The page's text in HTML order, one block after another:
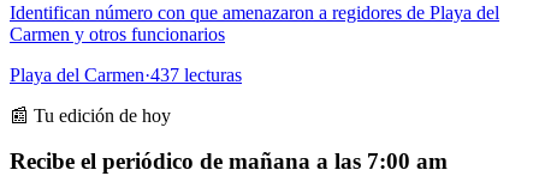
Identifican número con que amenazaron a regidores de Playa del
Carmen y otros funcionarios
Playa del Carmen·437 lecturas
📰 Tu edición de hoy
Recibe el periódico de mañana a las 7:00 am